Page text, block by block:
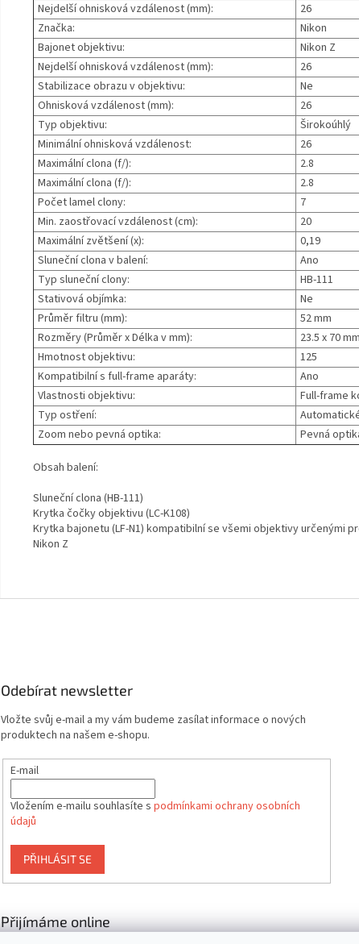
Nejdelší ohnisková vzdálenost (mm):
26
Značka:
Nikon
Bajonet objektivu:
Nikon Z
Nejdelší ohnisková vzdálenost (mm):
26
Stabilizace obrazu v objektivu:
Ne
Ohnisková vzdálenost (mm):
26
Typ objektivu:
Širokoúhlý
Minimální ohnisková vzdálenost:
26
Maximální clona (f/):
2.8
Maximální clona (f/):
2.8
Počet lamel clony:
7
Min. zaostřovací vzdálenost (cm):
20
Maximální zvětšení (x):
0,19
Sluneční clona v balení:
Ano
Typ sluneční clony:
HB-111
Stativová objímka:
Ne
Průměr filtru (mm):
52 mm
Rozměry (Průměr x Délka v mm):
23.5 x 70 mm
Hmotnost objektivu:
125
Kompatibilní s full-frame aparáty:
Ano
Vlastnosti objektivu:
Full-frame
Typ ostření:
Zoom nebo pevná optika:
Pevná
Obsah balení:
Sluneční clona (HB-111)
Krytka čočky objektivu (LC-K108)
Krytka bajonetu (LF-N1) kompatibilní se všemi objektivy určenými
Nikon Z
Odebírat newsletter
Vložte svůj e-mail a my vám budeme zasílat informace o nových
produktech na našem e-shopu.
E-mail
Vložením e-mailu souhlasíte s podmínkami ochrany osobních
údajů
PŘIHLÁSIT SE
Přijímáme online
platby